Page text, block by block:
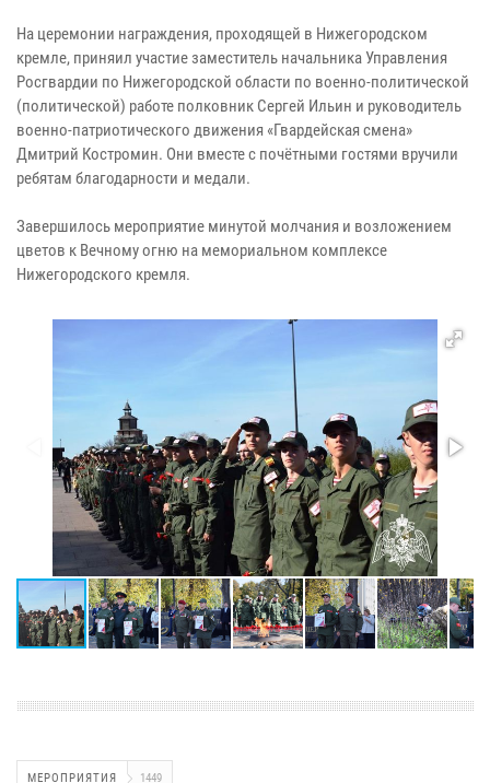
На церемонии награждения, проходящей в Нижегородском
кремле, приняил участие заместитель начальника Управления
Росгвардии по Нижегородской области по военно-политической
(политической) работе полковник Сергей Ильин и руководитель
военно-патриотического движения «Гвардейская смена»
Дмитрий Костромин. Они вместе с почётными гостями вручили
ребятам благодарности и медали.
Завершилось мероприятие минутой молчания и возложением
цветов к Вечному огню на мемориальном комплексе
Нижегородского кремля.
МЕРОПРИЯТИЯ 1449